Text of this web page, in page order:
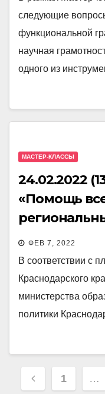
следующие
функциональной
научная
одного из
МАСТЕР-КЛАССЫ
24.02.2022
«Помощь
ФЕВ 7, 2022
В соответствии с
Краснодарского
министерства
политики
1 …